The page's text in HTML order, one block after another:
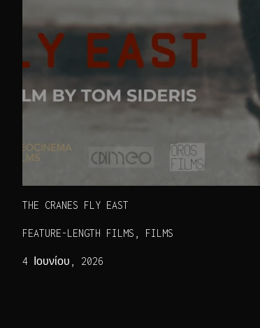
THE CRANES FLY EAST
FEATURE-LENGTH FILMS, FILMS
4 Ιουνίου, 2026